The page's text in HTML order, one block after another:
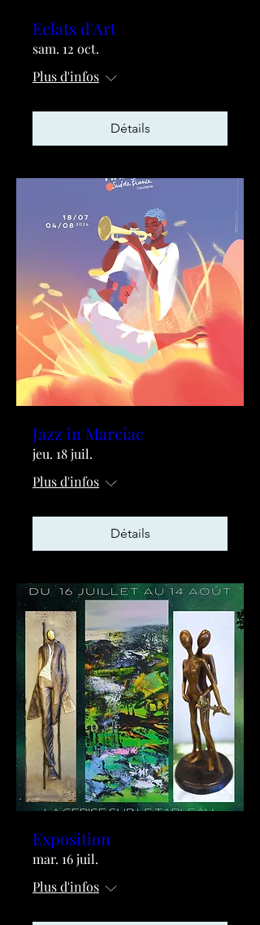
Eclats d'Art
sam. 12 oct.
Plus d'infos
Détails
Jazz in Marciac
jeu. 18 juil.
Plus d'infos
Détails
Exposition
mar. 16 juil.
Plus d'infos